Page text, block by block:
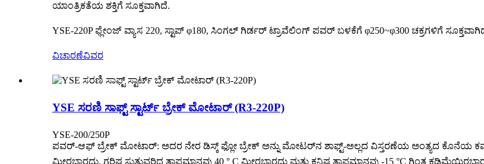
ಯಾಂತ್ರಿಕತೆಯ ಶಕ್ತಿಗೆ ಸೂಕ್ತವಾಗಿದೆ.
YSE-220P ಫ್ಲೇಂಜ್ ವ್ಯಾಸ 220, ಸ್ಟಾಪ್ φ180, ಸಿಂಗಲ್ ಗಿರ್ಡರ್ ಟ್ರಾವೆಲಿಂಗ್ ಪವರ್ ಬಳಕೆಗೆ φ250~φ300 ಚಕ್ರಗಳಿಗೆ
ವಿಚಾರಣೆವಿವರ
YSE ಸರಣಿ ಸಾಫ್ಟ್ ಸ್ಟಾರ್ಟ್ ಬ್ರೇಕ್ ಮೋಟಾರ್ (R3-220P)
YSE-200/250P
ಪವರ್-ಆಫ್ ಬ್ರೇಕ್ ಮೋಟಾರ್: ಅದರ ನೇರ ಡಿಸ್ಕ್ ಫ್ಲೋ ಬ್ರೇಕ್ ಅನ್ನು ಮೋಟರ್‌ನ ಶಾಫ್ಟ್-ಅಲ್ಲದ ವಿಸ್ತರಣೆಯ ಅಂತ್ಯದ ಕೊನೆಯ
ಮೀರಬಾರದು, ಗರಿಷ್ಠ ಸುತ್ತುವರಿದ ತಾಪಮಾನವು 40 ° C ಮೀರಬಾರದು ಮತ್ತು ಕನಿಷ್ಠ ತಾಪಮಾನವು -15 °C ಗಿಂತ